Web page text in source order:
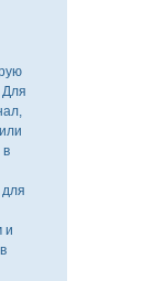
Для
в
и